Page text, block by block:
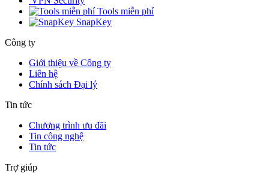
Tools miễn phí
SnapKey
Công ty
Giới thiệu về Công ty
Liên hệ
Chính sách Đại lý
Tin tức
Chương trình ưu đãi
Tin công nghệ
Tin tức
Trợ giúp